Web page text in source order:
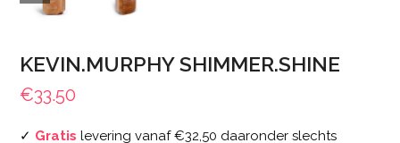
KEVIN.MURPHY SHIMMER.SHINE
€33.50
✓ Gratis levering vanaf €32,50 daaronder slechts